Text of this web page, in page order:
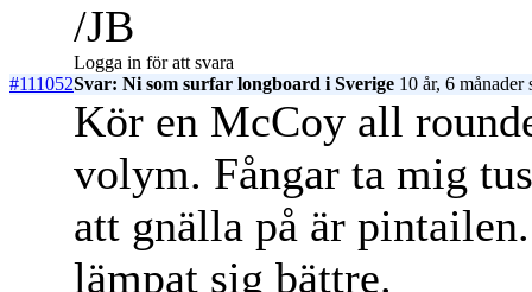
/JB
Logga in för att svara
#111052Svar: Ni som surfar longboard i Sverige 10 år, 6 månader
Kör en McCoy all
volym. Fångar ta mig
att gnälla på är
lämpat sig bättre.